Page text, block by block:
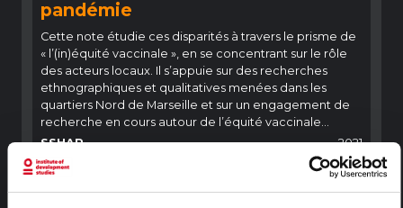
pandémie
Cette note étudie ces disparités à travers le prisme de
« l’(in)équité vaccinale », en se concentrant sur le rôle
des acteurs locaux. Il s’appuie sur des recherches
ethnographiques et qualitatives menées dans les
quartiers Nord de Marseille et sur un engagement de
recherche en cours autour de l’équité vaccinale…
SSHAP
2021